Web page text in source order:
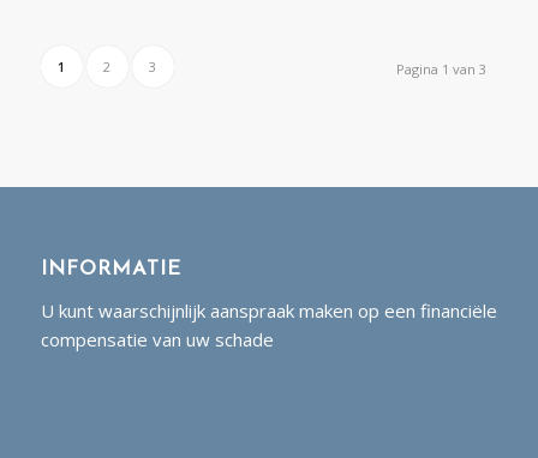
Pagina 1 van 3
1 2 3
INFORMATIE
U kunt waarschijnlijk aanspraak maken op een financiële
compensatie van uw schade